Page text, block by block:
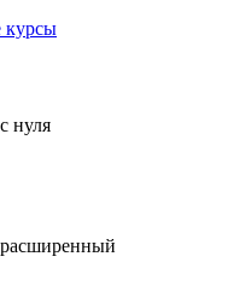
курсы
нуля